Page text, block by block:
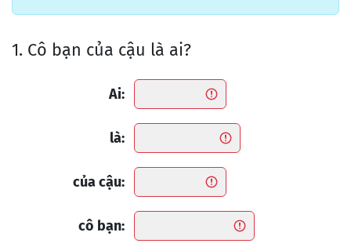
1. Cô bạn của cậu là ai?
Ai:
là:
của cậu:
cô bạn: